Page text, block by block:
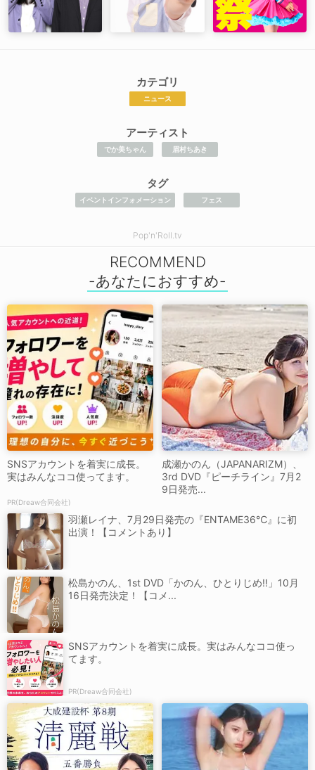
カテゴリ
ニュース
アーティスト
でか美ちゃん 眉村ちあき
タグ
イベントインフォメーション フェス
Pop'n'Roll.tv
RECOMMEND
SNSアカウントを着実に成長。
実はみんなココ使ってます。
PR(Dreaw合同会社)
成瀬かのん（JAPANARIZM）、
3rd DVD『ピーチライン』7月2
9日発売...
羽瀬レイナ、7月29日発売の『ENTAME36℃』に初
出演！【コメントあり】
松島かのん、1st DVD「かのん、ひとりじめ!!」10月
16日発売決定！【コメ...
SNSアカウントを着実に成長。実はみんなココ使っ
てます。
PR(Dreaw合同会社)